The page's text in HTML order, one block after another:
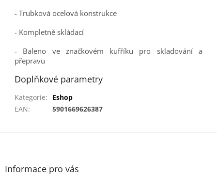
- Trubková ocelová konstrukce
- Kompletně skládací
- Baleno ve značkovém kufříku pro skladování a
přepravu
Doplňkové parametry
Kategorie:
Eshop
EAN: 5901669626387
Z
Informace pro vás